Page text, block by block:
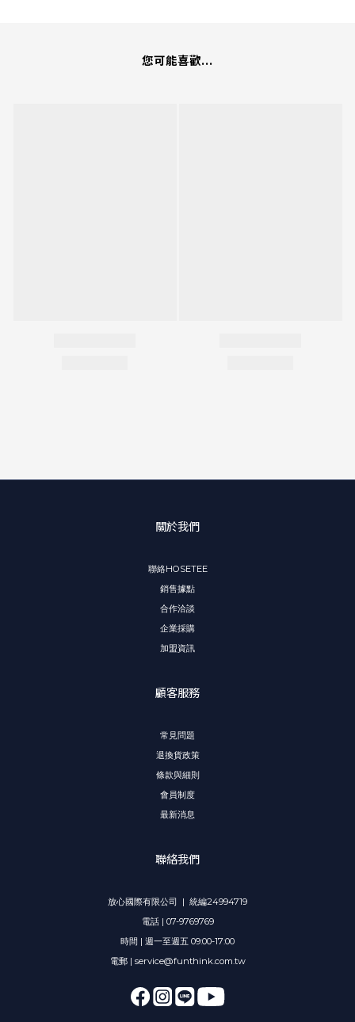
您可能喜歡...
關於我們
聯絡HOSETEE
銷售據點
合作洽談
企業採購
加盟資訊
顧客服務
常見問題
退換貨政策
條款與細則
會員制度
最新消息
聯絡我們
放心國際有限公司 | 統編24994719
電話 | 07-9769769
時間 | 週一至週五 09:00-17:00
電郵 | service@funthink.com.tw